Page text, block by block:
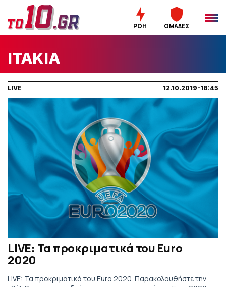
ΡΟΗ ΟΜΑΔΕΣ
ΙΤΑΚΙΑ
LIVE 12.10.2019-18:45
LIVE: Τα προκριματικά του Euro
2020
LIVE: Τα προκριματικά του Euro 2020. Παρακολουθήστε την